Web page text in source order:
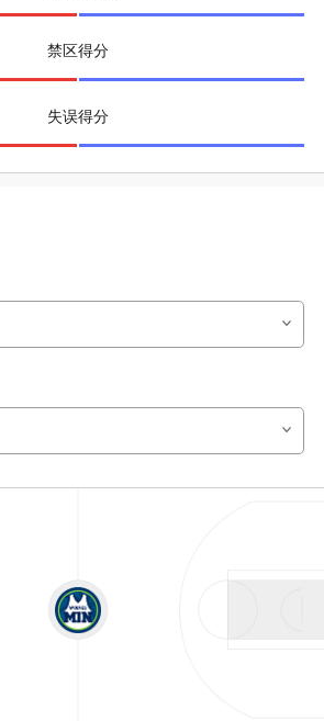
禁区得分
失误得分